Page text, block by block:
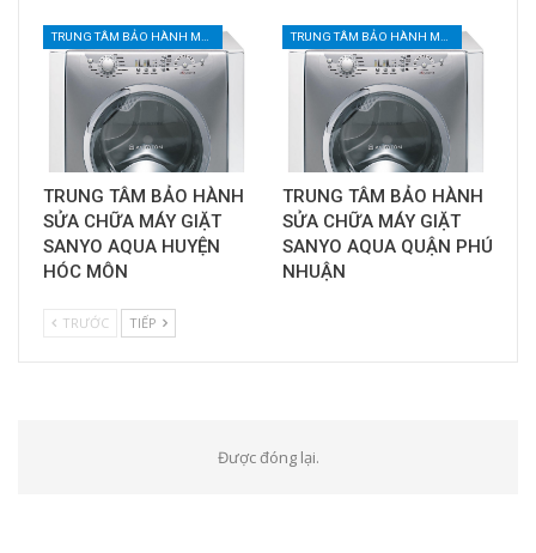
TRUNG TÂM BẢO HÀNH
SỬA CHỮA MÁY GIẶT
SANYO AQUA HUYỆN
HÓC MÔN
TRUNG TÂM BẢO HÀNH
SỬA CHỮA MÁY GIẶT
SANYO AQUA QUẬN PHÚ
NHUẬN
TRƯỚC TIẾP
Được đóng lại.